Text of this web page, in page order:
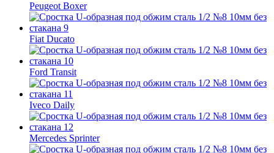
Peugeot Boxer
Fiat Ducato
Ford Transit
Iveco Daily
Mercedes Sprinter